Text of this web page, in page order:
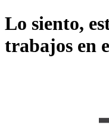
Lo siento,
trabajos en